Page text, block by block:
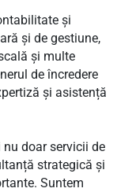
și
și de gestiune,
și multe
de încredere
și asistență
doar servicii de
strategică și
Suntem